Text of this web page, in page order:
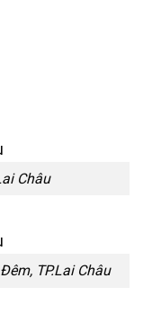
Châu
TP.Lai Châu